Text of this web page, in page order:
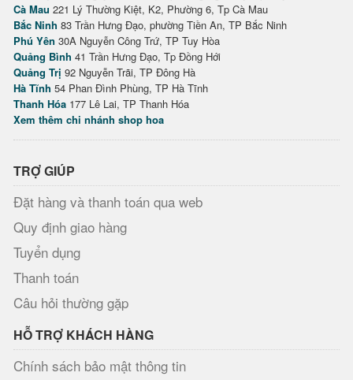
Cà Mau 221 Lý Thường Kiệt, K2, Phường 6, Tp Cà Mau
Bắc Ninh 83 Trần Hưng Đạo, phường Tiền An, TP Bắc Ninh
Phú Yên 30A Nguyễn Công Trứ, TP Tuy Hòa
Quảng Bình 41 Trần Hưng Đạo, Tp Đồng Hới
Quảng Trị 92 Nguyễn Trãi, TP Đông Hà
Hà Tĩnh 54 Phan Đình Phùng, TP Hà Tĩnh
Thanh Hóa 177 Lê Lai, TP Thanh Hóa
Xem thêm chi nhánh shop hoa
TRỢ GIÚP
Đặt hàng và thanh toán qua web
Quy định giao hàng
Tuyển dụng
Thanh toán
Câu hỏi thường gặp
HỖ TRỢ KHÁCH HÀNG
Chính sách bảo mật thông tin